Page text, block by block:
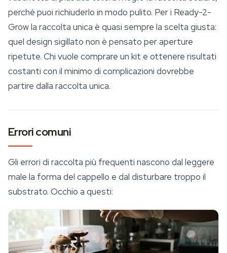
perché puoi richiuderlo in modo pulito. Per i Ready-2-
Grow la raccolta unica è quasi sempre la scelta giusta:
quel design sigillato non è pensato per aperture
ripetute. Chi vuole comprare un kit e ottenere risultati
costanti con il minimo di complicazioni dovrebbe
partire dalla raccolta unica.
Errori comuni
Gli errori di raccolta più frequenti nascono dal leggere
male la forma del cappello e dal disturbare troppo il
substrato. Occhio a questi: